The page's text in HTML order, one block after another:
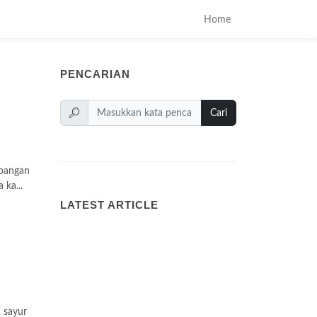
Home
ka...
sayur
PENCARIAN
Cari
LATEST ARTICLE